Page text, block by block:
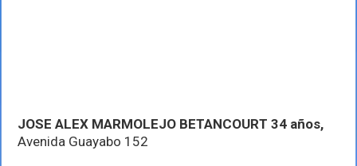
JOSE ALEX MARMOLEJO BETANCOURT 34 años,
Avenida Guayabo 152